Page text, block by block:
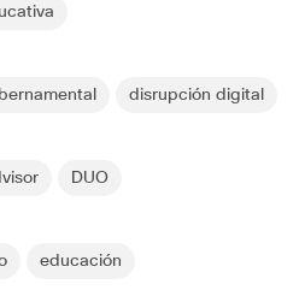
disrupción digital
DUO
educación